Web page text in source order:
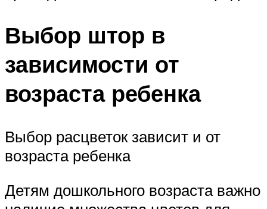
Выбор штор в
зависимости от
возраста ребенка
Выбор расцветок зависит и от
возраста ребенка
Детям дошкольного возраста важно